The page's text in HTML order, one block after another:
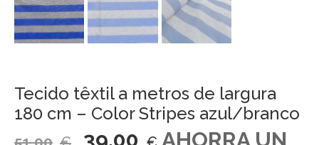
Tecido têxtil a metros de largura
180 cm – Color Stripes azul/branco
39,00
AHORRA UN